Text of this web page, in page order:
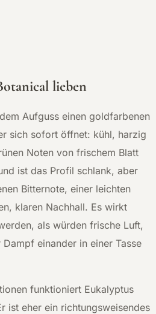
lieben
Aufguss einen goldfarbenen
sich sofort öffnet: kühl, harzig
Noten von frischem Blatt
ist das Profil schlank, aber
Bitternote, einer leichten
klaren Nachhall. Es wirkt
als würden frische Luft,
einander in einer Tasse
funktioniert Eukalyptus
ist eher ein richtungsweisendes